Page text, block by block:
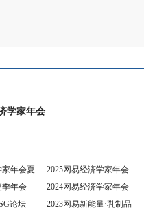
家年会夏
2025网易经济学家年会
季年会
2024网易经济学家年会
论坛
2023网易新能量·乳制品